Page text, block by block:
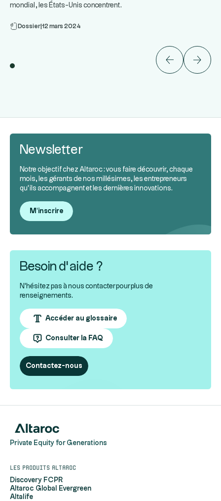
mondial, les États-Unis concentrent
Dossier 12 mars 2024
Newsletter
Notre objectif chez Altaroc : vous faire découvrir, chaque
mois, les gérants de nos millésimes, les entrepreneurs
qu’ils accompagnent et les dernières innovations.
M'inscrire
Besoin d’aide ?
N'hésitez pas à nous contacter pour plus de
renseignements.
Accéder au glossaire
Consulter la FAQ
Contactez-nous
Private Equity for Generations
Les produits Altaroc
Discovery FCPR
Altaroc Global Evergreen
Altalife